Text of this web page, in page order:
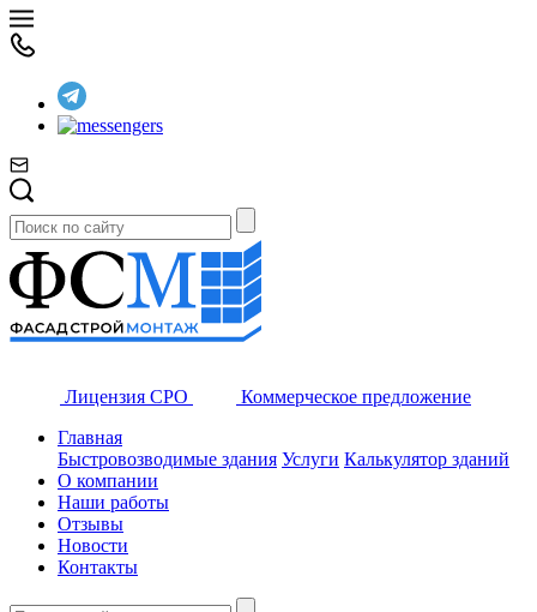
Лицензия СРО
Коммерческое предложение
Главная
Быстровозводимые здания Услуги Калькулятор зданий
О компании
Наши работы
Отзывы
Новости
Контакты